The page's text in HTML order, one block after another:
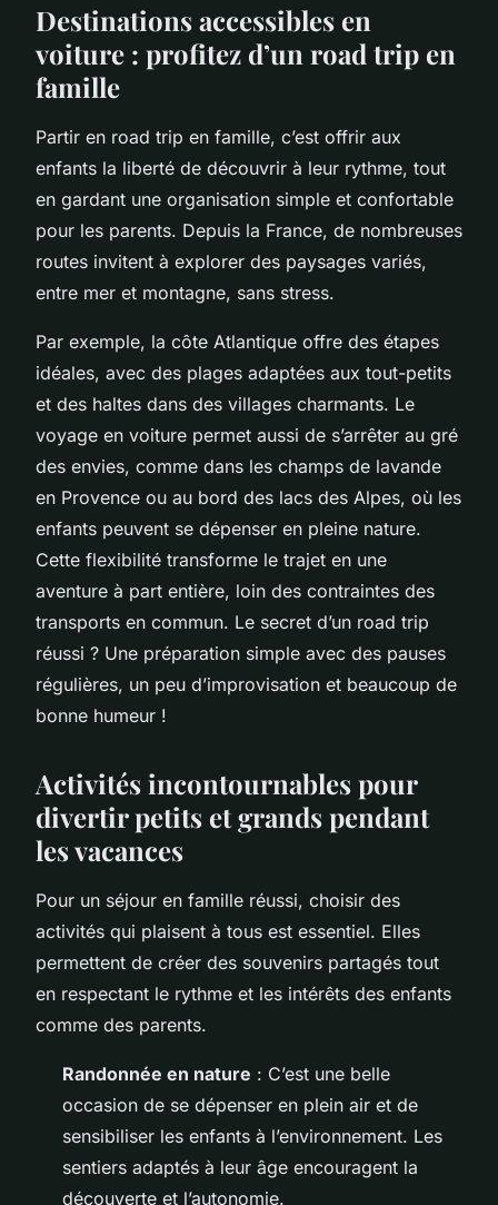
Destinations accessibles en
voiture : profitez d’un road trip en
famille
Partir en road trip en famille, c’est offrir aux
enfants la liberté de découvrir à leur rythme, tout
en gardant une organisation simple et confortable
pour les parents. Depuis la France, de nombreuses
routes invitent à explorer des paysages variés,
entre mer et montagne, sans stress.
Par exemple, la côte Atlantique offre des étapes
idéales, avec des plages adaptées aux tout-petits
et des haltes dans des villages charmants. Le
voyage en voiture permet aussi de s’arrêter au gré
des envies, comme dans les champs de lavande
en Provence ou au bord des lacs des Alpes, où les
enfants peuvent se dépenser en pleine nature.
Cette flexibilité transforme le trajet en une
aventure à part entière, loin des contraintes des
transports en commun. Le secret d’un road trip
réussi ? Une préparation simple avec des pauses
régulières, un peu d’improvisation et beaucoup de
bonne humeur !
Activités incontournables pour
divertir petits et grands pendant
les vacances
Pour un séjour en famille réussi, choisir des
activités qui plaisent à tous est essentiel. Elles
permettent de créer des souvenirs partagés tout
en respectant le rythme et les intérêts des enfants
comme des parents.
Randonnée en nature : C’est une belle
occasion de se dépenser en plein air et de
sensibiliser les enfants à l’environnement. Les
sentiers adaptés à leur âge encouragent la
découverte et l’autonomie.